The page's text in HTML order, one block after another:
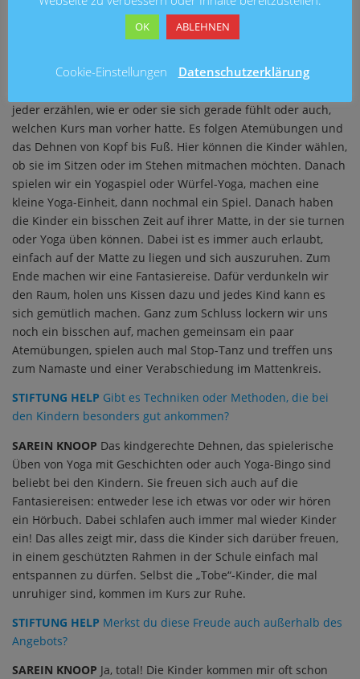
Zunächst kommen wir im Kreis zusammen
und jedes Kind sucht sich eine Matte in der Lieblingsfarbe
mal andere und unterschiedlich viele Kinder im Kurs. Wir
jeder erzählen, wie er oder sie sich gerade fühlt oder auch,
welchen Kurs man vorher hatte. Es folgen Atemübungen und
das Dehnen von Kopf bis Fuß. Hier können die Kinder wählen,
ob sie im Sitzen oder im Stehen mitmachen möchten. Danach
spielen wir ein Yogaspiel oder Würfel-Yoga, machen eine
kleine Yoga-Einheit, dann nochmal ein Spiel. Danach haben
die Kinder ein bisschen Zeit auf ihrer Matte, in der sie turnen
oder Yoga üben können. Dabei ist es immer auch erlaubt,
einfach auf der Matte zu liegen und sich auszuruhen. Zum
Ende machen wir eine Fantasiereise. Dafür verdunkeln wir
den Raum, holen uns Kissen dazu und jedes Kind kann es
sich gemütlich machen. Ganz zum Schluss lockern wir uns
noch ein bisschen auf, machen gemeinsam ein paar
Atemübungen, spielen auch mal Stop-Tanz und treffen uns
zum Namaste und einer Verabschiedung im Mattenkreis.
STIFTUNG HELP Gibt es Techniken oder Methoden, die bei
den Kindern besonders gut ankommen?
SAREIN KNOOP Das kindgerechte Dehnen, das spielerische
Üben von Yoga mit Geschichten oder auch Yoga-Bingo sind
beliebt bei den Kindern. Sie freuen sich auch auf die
Fantasiereisen: entweder lese ich etwas vor oder wir hören
ein Hörbuch. Dabei schlafen auch immer mal wieder Kinder
ein! Das alles zeigt mir, dass die Kinder sich darüber freuen,
in einem geschützten Rahmen in der Schule einfach mal
entspannen zu dürfen. Selbst die „Tobe“-Kinder, die mal
unruhiger sind, kommen im Kurs zur Ruhe.
STIFTUNG HELP Merkst du diese Freude auch außerhalb des
Angebots?
SAREIN KNOOP Ja, total! Die Kinder kommen mir oft schon
OK ABLEHNEN
Cookie-Einstellungen Datenschutzerklärung